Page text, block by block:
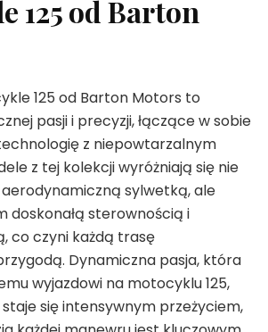
125 od Barton
125 od Barton Motors to
pasji i precyzji, łączące w sobie
z niepowtarzalnym
z tej kolekcji wyróżniają się nie
sylwetką, ale
doskonałą sterownością i
co czyni każdą trasę
Dynamiczna pasja, która
wyjazdowi na motocyklu 125,
się intensywnym przeżyciem,